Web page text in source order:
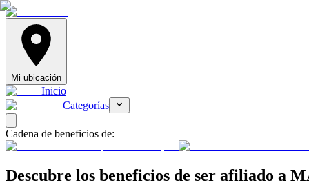
Mi ubicación
Inicio
Categorías
Cadena de beneficios de:
Descubre los beneficios de ser afiliado a